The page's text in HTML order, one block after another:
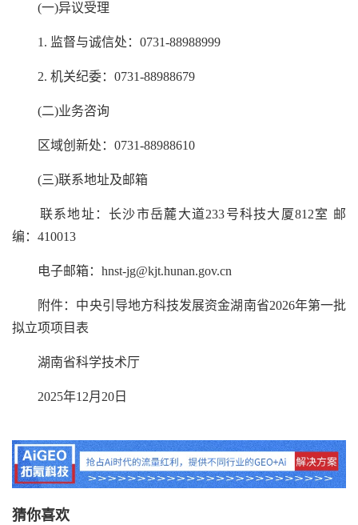
(一)异议受理
1. 监督与诚信处：0731-88988999
2. 机关纪委：0731-88988679
(二)业务咨询
区域创新处：0731-88988610
(三)联系地址及邮箱
联系地址：长沙市岳麓大道233号科技大厦812室 邮
编：410013
电子邮箱：hnst-jg@kjt.hunan.gov.cn
附件：中央引导地方科技发展资金湖南省2026年第一批
拟立项项目表
湖南省科学技术厅
2025年12月20日
猜你喜欢